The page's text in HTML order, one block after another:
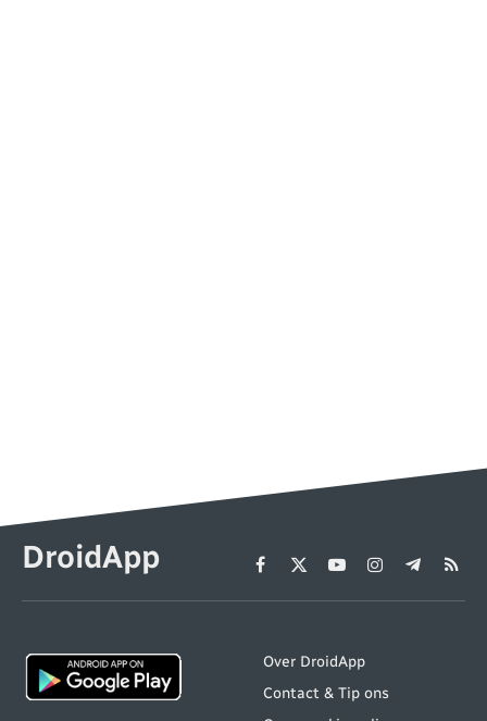
DroidApp Facebook
X
(Twitter)
YouTubeInstagram
Telegram
RSS
Over DroidApp
Contact & Tip ons